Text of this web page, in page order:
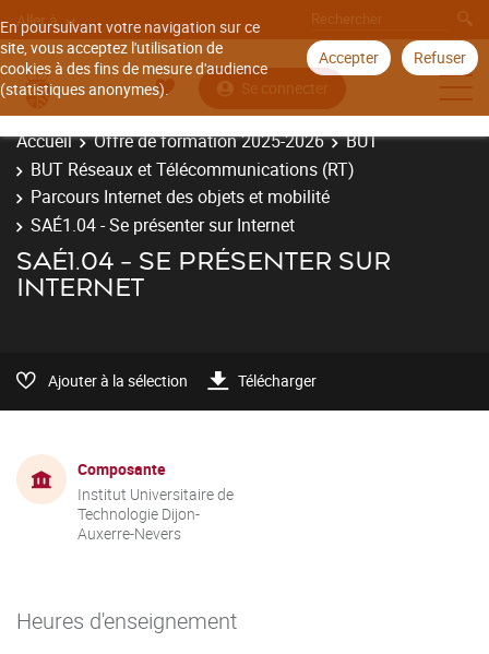
En poursuivant votre navigation sur ce
site, vous acceptez l'utilisation de
cookies à des fins de mesure d'audience
(statistiques anonymes).
Accepter Refuser
Aller à
Se connecter
Accueil Offre de formation 2025-2026
BUT
BUT Réseaux et Télécommunications (RT)
Parcours Internet des objets et mobilité
SAÉ1.04 - Se présenter sur Internet
SAÉ1.04 - SE PRÉSENTER SUR
INTERNET
Ajouter à la sélection Télécharger
Composante
Institut Universitaire de
Technologie Dijon-
Auxerre-Nevers
Heures d'enseignement